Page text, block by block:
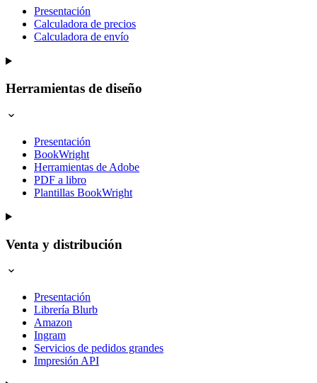
Presentación
Calculadora de precios
Calculadora de envío
Herramientas de diseño
Presentación
BookWright
Herramientas de Adobe
PDF a libro
Plantillas BookWright
Venta y distribución
Presentación
Librería Blurb
Amazon
Ingram
Servicios de pedidos grandes
Impresión API